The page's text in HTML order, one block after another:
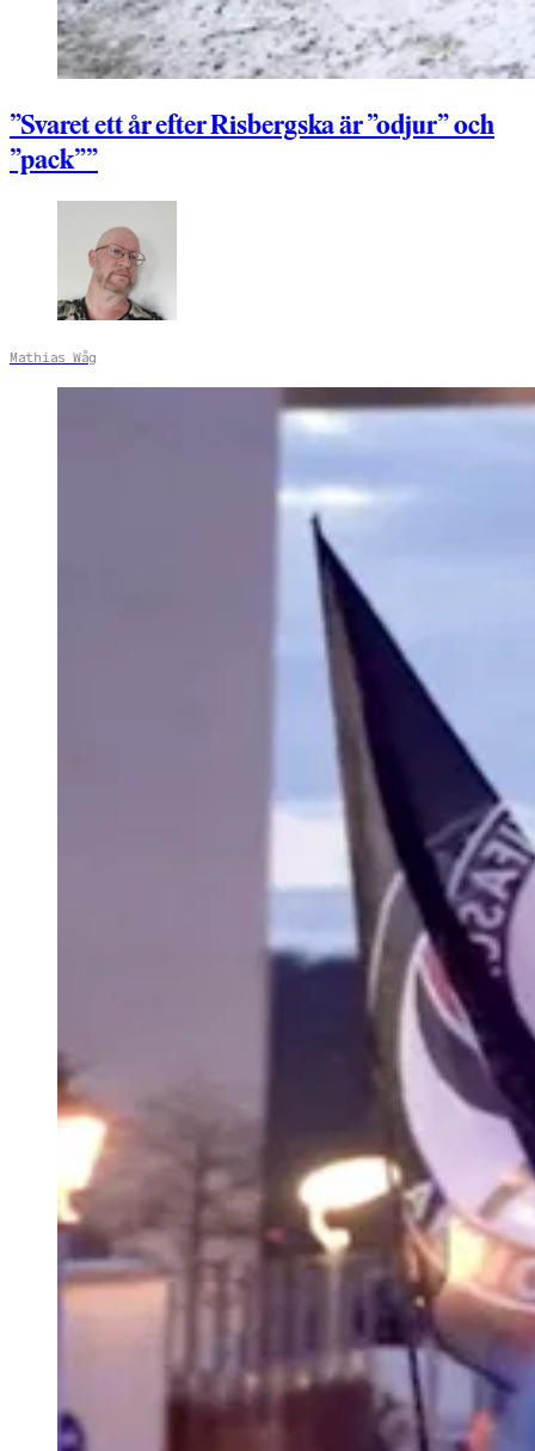
”Svaret ett år efter Risbergska är ”odjur” och
”pack””
Mathias Wåg